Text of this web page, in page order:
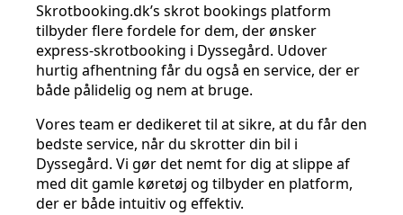
Skrotbooking.dk’s skrot bookings platform
tilbyder flere fordele for dem, der ønsker
express-skrotbooking i Dyssegård. Udover
hurtig afhentning får du også en service, der er
både pålidelig og nem at bruge.
Vores team er dedikeret til at sikre, at du får den
bedste service, når du skrotter din bil i
Dyssegård. Vi gør det nemt for dig at slippe af
med dit gamle køretøj og tilbyder en platform,
der er både intuitiv og effektiv.